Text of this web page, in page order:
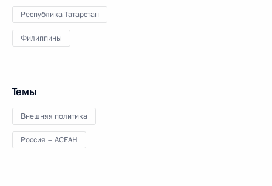
Республика Татарстан
Филиппины
Темы
Внешняя политика
Россия – АСЕАН